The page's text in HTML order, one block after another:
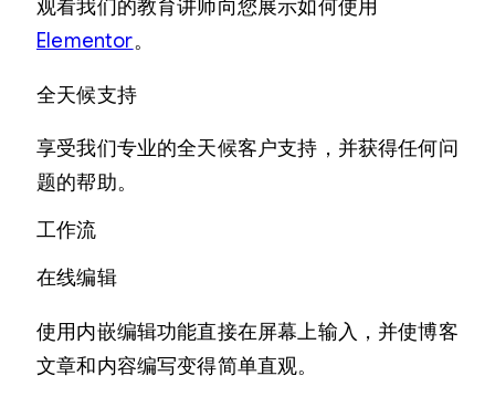
观看我们的教育讲师向您展示如何使用
Elementor。
全天候支持
享受我们专业的全天候客户支持，并获得任何问
题的帮助。
工作流
在线编辑
使用内嵌编辑功能直接在屏幕上输入，并使博客
文章和内容编写变得简单直观。